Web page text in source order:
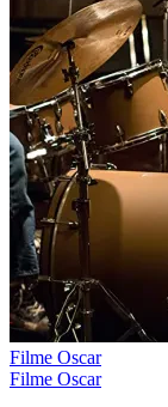
Filme Oscar
Filme Oscar